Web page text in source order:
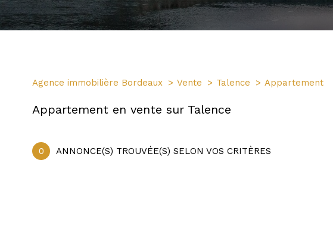
Agence immobilière Bordeaux Vente Talence Appartement
Appartement en vente sur Talence
0 ANNONCE(S) TROUVÉE(S) SELON VOS CRITÈRES